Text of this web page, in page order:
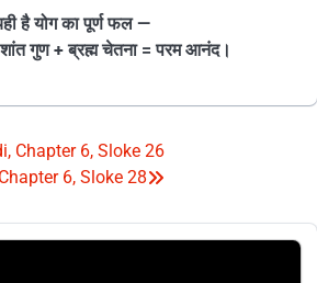
है योग का पूर्ण फल —
गुण + ब्रह्म चेतना = परम आनंद।
Chapter 6, Sloke 26
6, Sloke 28